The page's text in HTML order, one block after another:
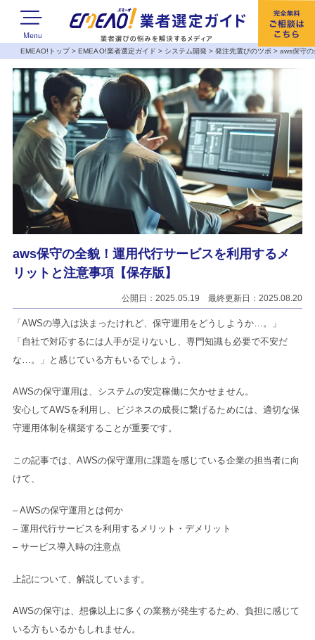
EMEAO!トップ>EMEAO!業者選定ガイド > システム開発>発注先選びのツボ >aws保守
aws保守の全貌！運用代行サービスを利用するメ
リットと注意事項【保存版】
公開日：2025.05.19 最終更新日：2025.08.20
「AWSの導入は決まったけれど、保守運用をどうしようか…。」
「自社で対応するには人手が足りないし、専門知識も必要で不安だ
な…。」と感じている方もいるでしょう。
AWSの保守運用は、システムの安定稼働に欠かせません。
安心してAWSを利用し、ビジネスの成長に繋げるためには、適切な保
守運用体制を構築することが重要です。
この記事では、AWSの保守運用に課題を感じている企業の担当者に向
けて、
– AWSの保守運用とは何か
– 運用代行サービスを利用するメリット・デメリット
– サービス導入時の注意点
上記について、解説しています。
AWSの保守は、想像以上に多くの業務が発生するため、負担に感じて
いる方もいるかもしれません。